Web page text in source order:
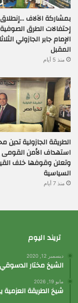
بمشاركة الآلاف …إنطلاق
إحتفالات الطرق
الإمام جابر الجازولي
المقبل
منذ 5 أيام
الطريقة الجازولية تدين
استهداف الأمن
وتعلن وقوفها خلف
السياسية
منذ 7 أيام
تريند اليوم
ديسمبر 12, 2020
الشيخ مختار
مايو 19, 2026
شيخ الطريقة